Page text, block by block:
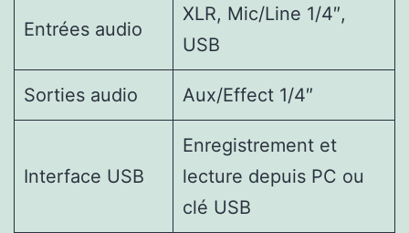
Entrées audio
XLR, Mic/Line 1/4″,
USB
Sorties audio Aux/Effect 1/4″
Interface USB
Enregistrement et
lecture depuis PC ou
clé USB